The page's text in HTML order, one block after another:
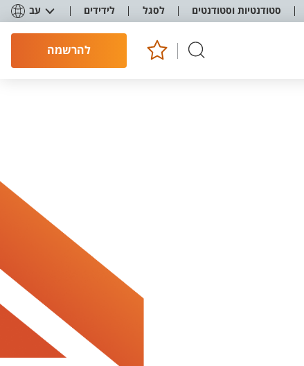
סטודנטיות וסטודנטים לסגל לידידים עב
להרשמה